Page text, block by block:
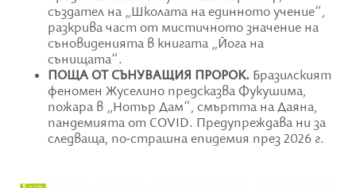
създател на „Школата на единното учение“,
разкрива част от мистичното значение на
съновиденията в книгата „Йога на
сънищата“.
ПОЩА ОТ СЪНУВАЩИЯ ПРОРОК. Бразилският
феномен Жуселино предсказва Фукушима,
пожара в „Нотър Дам“, смъртта на Даяна,
пандемията от COVID. Предупреждава ни за
следваща, по-страшна епидемия през 2026 г.